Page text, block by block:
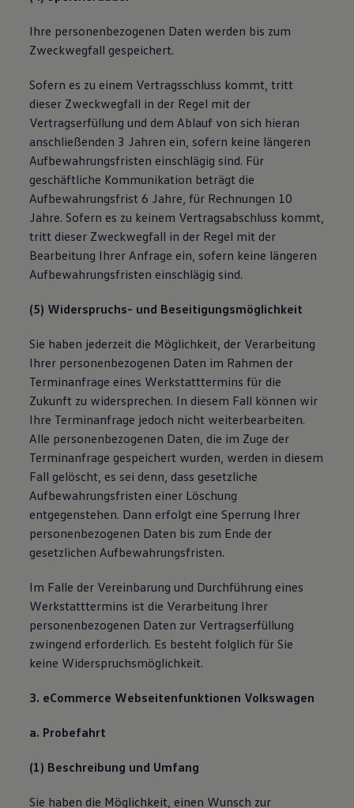
Ihre personenbezogenen Daten werden bis zum
Zweckwegfall gespeichert.
Sofern es zu einem Vertragsschluss kommt, tritt
dieser Zweckwegfall in der Regel mit der
Vertragserfüllung und dem Ablauf von sich hieran
anschließenden 3 Jahren ein, sofern keine längeren
Aufbewahrungsfristen einschlägig sind. Für
geschäftliche Kommunikation beträgt die
Aufbewahrungsfrist 6 Jahre, für Rechnungen 10
Jahre. Sofern es zu keinem Vertragsabschluss kommt,
tritt dieser Zweckwegfall in der Regel mit der
Bearbeitung Ihrer Anfrage ein, sofern keine längeren
Aufbewahrungsfristen einschlägig sind.
(5) Widerspruchs- und Beseitigungsmöglichkeit
Sie haben jederzeit die Möglichkeit, der Verarbeitung
Ihrer personenbezogenen Daten im Rahmen der
Terminanfrage eines Werkstatttermins für die
Zukunft zu widersprechen. In diesem Fall können wir
Ihre Terminanfrage jedoch nicht weiterbearbeiten.
Alle personenbezogenen Daten, die im Zuge der
Terminanfrage gespeichert wurden, werden in diesem
Fall gelöscht, es sei denn, dass gesetzliche
Aufbewahrungsfristen einer Löschung
entgegenstehen. Dann erfolgt eine Sperrung Ihrer
personenbezogenen Daten bis zum Ende der
gesetzlichen Aufbewahrungsfristen.
Im Falle der Vereinbarung und Durchführung eines
Werkstatttermins ist die Verarbeitung Ihrer
personenbezogenen Daten zur Vertragserfüllung
zwingend erforderlich. Es besteht folglich für Sie
keine Widerspruchsmöglichkeit.
3. eCommerce Webseitenfunktionen Volkswagen
a. Probefahrt
(1) Beschreibung und Umfang
Sie haben die Möglichkeit, einen Wunsch zur